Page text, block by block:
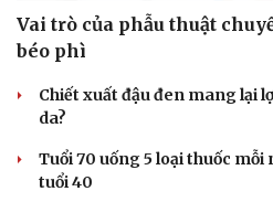
Vai trò của phẫu thuật
béo phì
Chiết xuất đậu đen mang lại
da?
Tuổi 70 uống 5 loại thuốc
tuổi 40